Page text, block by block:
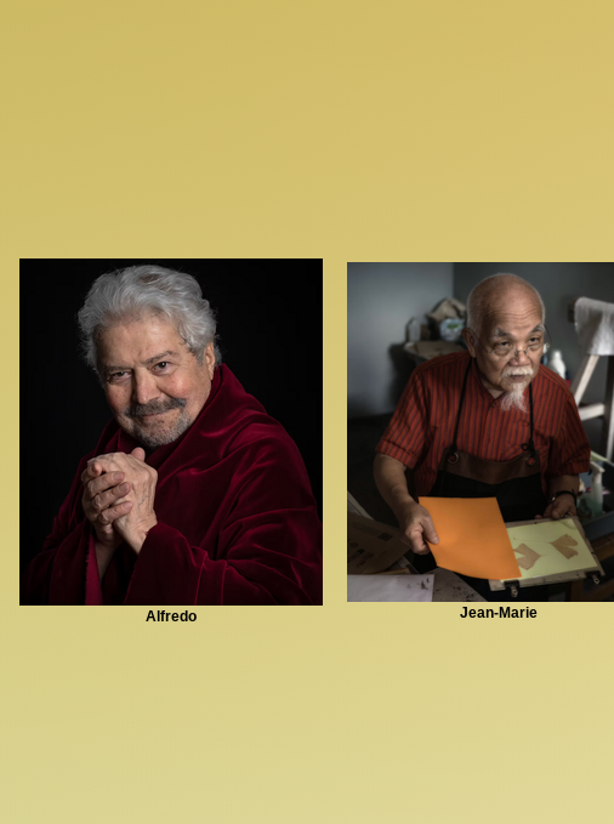
Alfredo
Jean-Marie